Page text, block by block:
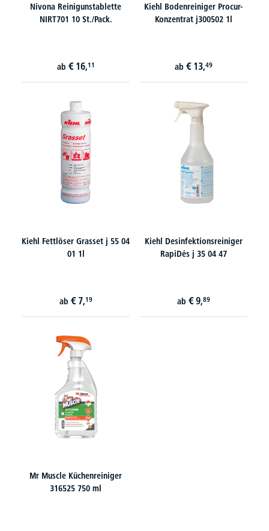
Nivona Reinigunstablette
NIRT701 10 St./Pack.
ab € 16,11
Kiehl Bodenreiniger Procur-
Konzentrat j300502 1l
ab € 13,49
Kiehl Fettlöser Grasset j 55 04
01 1l
ab € 7,19
Kiehl Desinfektionsreiniger
RapiDés j 35 04 47
ab € 9,89
Mr Muscle Küchenreiniger
316525 750 ml